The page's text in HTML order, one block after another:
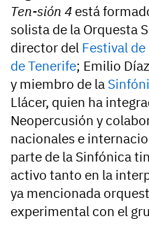
Ten-sión 4 está
solista de la Orquesta
director del Festival
de Tenerife; Emilio
y miembro de la
Llácer, quien ha
Neopercusión y
nacionales e
parte de la Sinfónica
activo tanto en la
ya mencionada
experimental con el